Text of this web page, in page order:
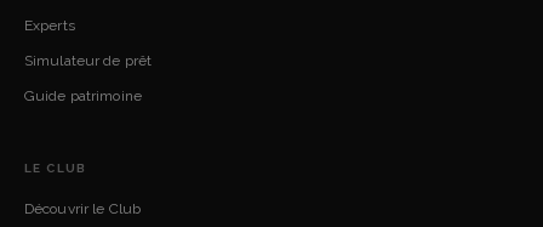
Experts
Simulateur de prêt
Guide patrimoine
LE CLUB
Découvrir le Club